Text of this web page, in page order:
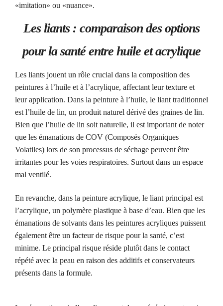
«imitation» ou «nuance».
Les liants : comparaison des options
pour la santé entre huile et acrylique
Les liants jouent un rôle crucial dans la composition des
peintures à l’huile et à l’acrylique, affectant leur texture et
leur application. Dans la peinture à l’huile, le liant traditionnel
est l’huile de lin, un produit naturel dérivé des graines de lin.
Bien que l’huile de lin soit naturelle, il est important de noter
que les émanations de COV (Composés Organiques
Volatiles) lors de son processus de séchage peuvent être
irritantes pour les voies respiratoires. Surtout dans un espace
mal ventilé.
En revanche, dans la peinture acrylique, le liant principal est
l’acrylique, un polymère plastique à base d’eau. Bien que les
émanations de solvants dans les peintures acryliques puissent
également être un facteur de risque pour la santé, c’est
minime. Le principal risque réside plutôt dans le contact
répété avec la peau en raison des additifs et conservateurs
présents dans la formule.